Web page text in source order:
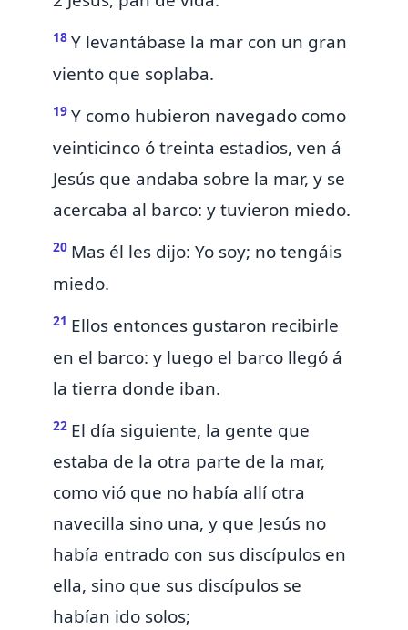
18 Y levantábase la mar con un gran
viento que soplaba.
19 Y como hubieron navegado como
veinticinco ó treinta estadios, ven á
Jesús que andaba sobre la mar, y se
acercaba al barco: y tuvieron miedo.
20 Mas él les dijo: Yo soy; no tengáis
miedo.
21 Ellos entonces gustaron recibirle
en el barco: y luego el barco llegó á
la tierra donde iban.
22 El día siguiente, la gente que
estaba de la otra parte de la mar,
como vió que no había allí otra
navecilla sino una, y que Jesús no
había entrado con sus discípulos en
ella, sino que sus discípulos se
habían ido solos;